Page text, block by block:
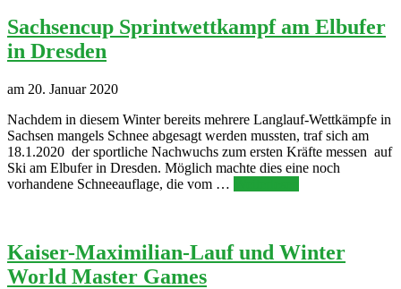
Sachsencup Sprintwettkampf am Elbufer
in Dresden
am 20. Januar 2020
Nachdem in diesem Winter bereits mehrere Langlauf-Wettkämpfe in
Sachsen mangels Schnee abgesagt werden mussten, traf sich am
18.1.2020 der sportliche Nachwuchs zum ersten Kräfte messen auf
Ski am Elbufer in Dresden. Möglich machte dies eine noch
vorhandene Schneeauflage, die vom …
Kaiser-Maximilian-Lauf und Winter
World Master Games